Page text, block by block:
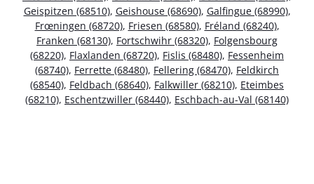
Geispitzen (68510), Geishouse (68690), Galfingue (68990),
Frœningen (68720), Friesen (68580), Fréland (68240),
Franken (68130), Fortschwihr (68320), Folgensbourg
(68220), Flaxlanden (68720), Fislis (68480), Fessenheim
(68740), Ferrette (68480), Fellering (68470), Feldkirch
(68540), Feldbach (68640), Falkwiller (68210), Eteimbes
(68210), Eschentzwiller (68440), Eschbach-au-Val (68140)